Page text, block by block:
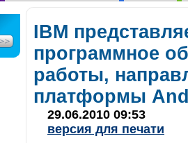
IBM
программное
работы,
платформы
29.06.2010 09:53
версия для печати